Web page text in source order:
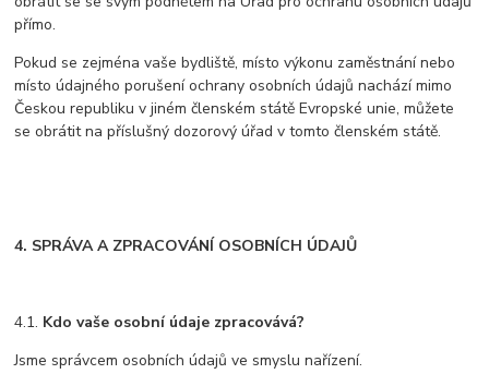
přímo.
Pokud se zejména vaše bydliště, místo výkonu zaměstnání nebo
místo údajného porušení ochrany osobních údajů nachází mimo
Českou republiku v jiném členském státě Evropské unie, můžete
se obrátit na příslušný dozorový úřad v tomto členském státě.
4. SPRÁVA A ZPRACOVÁNÍ OSOBNÍCH ÚDAJŮ
4.1. Kdo vaše osobní údaje zpracovává?
Jsme správcem osobních údajů ve smyslu nařízení.